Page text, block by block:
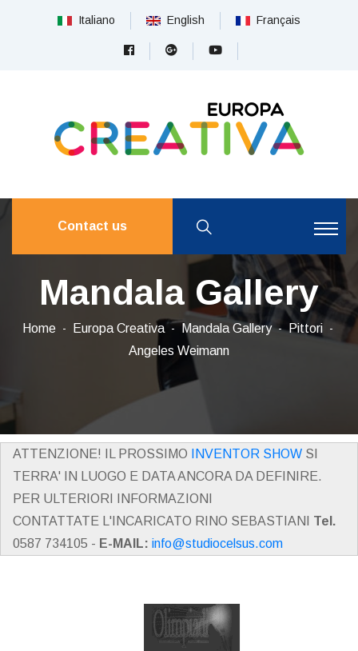
Italiano English Français
Contact us
Mandala Gallery
Home Europa Creativa Mandala Gallery
Pittori
Angeles Weimann
ATTENZIONE! IL PROSSIMO INVENTOR SHOW SI
TERRA' IN LUOGO E DATA ANCORA DA DEFINIRE.
PER ULTERIORI INFORMAZIONI
CONTATTATE L'INCARICATO RINO SEBASTIANI Tel.
0587 734105 - E-MAIL: info@studiocelsus.com